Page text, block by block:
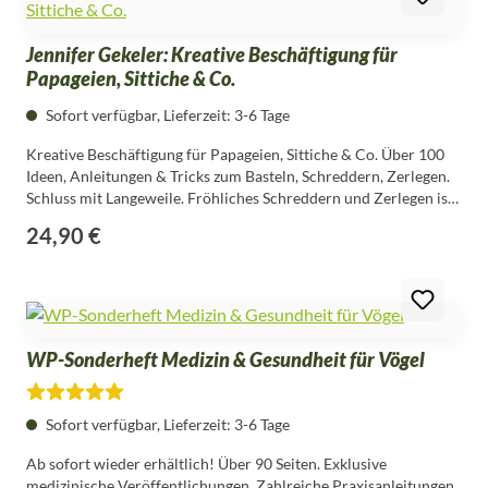
Themen und Inhalte - Nachrichten- Poster- Buchjournal-
Leseecke- Quiz für Kenner- Vorschau/Impressum
Sofort verfügbar, Lieferzeit: 3-6 Tage
Jennifer Gekeler: Kreative Beschäftigung für
Papageien, Sittiche & Co.
Kreative Beschäftigung für Papageien, Sittiche & Co. Über 100
Ideen, Anleitungen & Tricks zum Basteln, Schreddern, Zerlegen.
Schluss mit Langeweile. Fröhliches Schreddern und Zerlegen ist
Heimvogelhalter und ihre gefiederten Freunde zugleich
Papageien, Wellensittichen, Nymphensittichen und anderen
Ziervögeln gebracht. Die Anleitungen zum Basteln und Werkeln
lassen kreative Spielzeuge entstehen, die munter geschreddert,
zerlegt und zerstört werden können. Der Do-it-yourself-Ansatz
steht im Mittelpunkt. Über 100 Tipps hat die Fachfrau Jennifer
Gekeler in ihren reich bebilderten Anleitungen
zusammengetragen und selbst getestet. In Workshops und TV-
Sendungen sowie als Autorin im Wellensittich & Papageien
Magazin ist sie seit vielen Jahren eine führende Expertin für
Regulärer Preis:
24,90 €
Durchschnittliche Bewertung von 5 von 5 Sternen
Sofort verfügbar, Lieferzeit: 3-6 Tage
WP-Sonderheft Medizin & Gesundheit für Vögel
Ab sofort wieder erhältlich! Über 90 Seiten. Exklusive